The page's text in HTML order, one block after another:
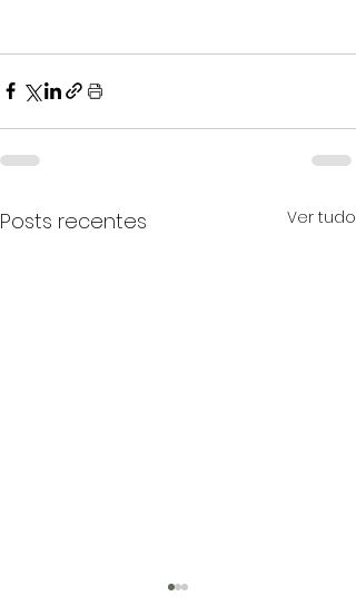
Posts recentes Ver tudo